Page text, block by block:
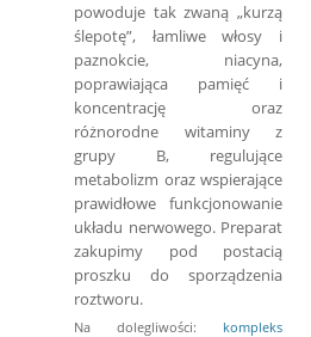
powoduje tak zwaną „kurzą
ślepotę”, łamliwe włosy i
paznokcie, niacyna,
poprawiająca pamięć i
koncentrację oraz
różnorodne witaminy z
grupy B, regulujące
metabolizm oraz wspierające
prawidłowe funkcjonowanie
układu nerwowego. Preparat
zakupimy pod postacią
proszku do sporządzenia
roztworu.
Na dolegliwości: kompleks